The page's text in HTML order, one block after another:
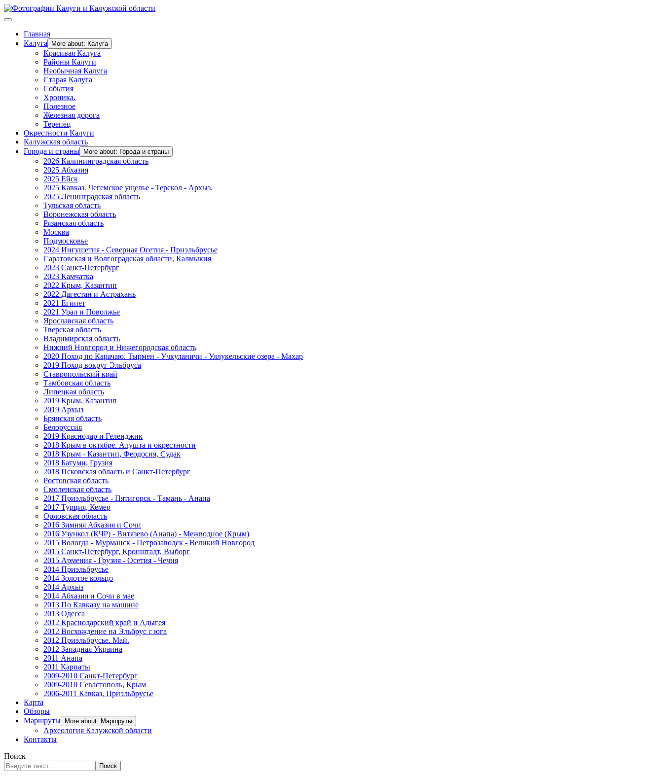
Главная
Калуга
More about: Калуга
Красивая Калуга
Районы Калуги
Необычная Калуга
Старая Калуга
События
Хроника.
Полезное
Железная дорога
Терепец
Окрестности Калуги
Калужская область
Города и страны
More about: Города и страны
2026 Калининградская область
2025 Абхазия
2025 Ейск
2025 Кавказ. Чегемское ущелье - Терскол - Архыз.
2025 Ленинградская область
Тульская область
Воронежская область
Рязанская область
Москва
Подмосковье
2024 Ингушетия - Северная Осетия - Приэльбрусье
Саратовская и Волгоградская области, Калмыкия
2023 Санкт-Петербург
2023 Камчатка
2022 Крым, Казантип
2022 Дагестан и Астрахань
2021 Египет
2021 Урал и Поволжье
Ярославская область
Тверская область
Владимирская область
Нижний Новгород и Нижегородская область
2020 Поход по Карачаю. Тырмен - Учкуланичи - Уллукельские озера - Махар
2019 Поход вокруг Эльбруса
Ставропольский край
Тамбовская область
Липецкая область
2019 Крым, Казантип
2019 Архыз
Брянская область
Белоруссия
2019 Краснодар и Геленджик
2018 Крым в октябре. Алушта и окрестности
2018 Крым - Казантип, Феодосия, Судак
2018 Батуми, Грузия
2018 Псковская область и Санкт-Петербург
Ростовская область
Смоленская область
2017 Приэльбрусье - Пятигорск - Тамань - Анапа
2017 Турция, Кемер
Орловская область
2016 Зимняя Абхазия и Сочи
2016 Узункол (КЧР) - Витязево (Анапа) - Межводное (Крым)
2015 Вологда - Мурманск - Петрозаводск - Великий Новгород
2015 Санкт-Петербург, Кронштадт, Выборг
2015 Армения - Грузия - Осетия - Чечня
2014 Приэльбрусье
2014 Золотое кольцо
2014 Архыз
2014 Абхазия и Сочи в мае
2013 По Кавказу на машине
2013 Одесса
2012 Краснодарский край и Адыгея
2012 Восхождение на Эльбрус с юга
2012 Приэльбрусье. Май.
2012 Западная Украина
2011 Анапа
2011 Карпаты
2009-2010 Санкт-Петербург
2009-2010 Севастополь, Крым
2006-2011 Кавказ, Приэльбрусье
Карта
Обзоры
Маршруты
More about: Маршруты
Археология Калужской области
Контакты
Поиск
Поиск